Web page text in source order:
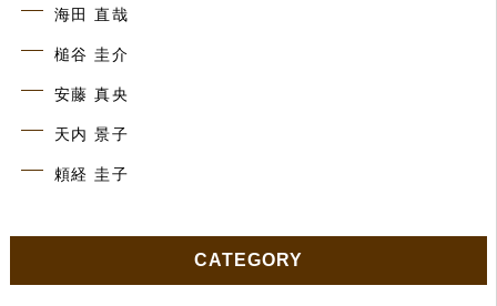
海田 直哉
槌谷 圭介
安藤 真央
天内 景子
頼経 圭子
CATEGORY